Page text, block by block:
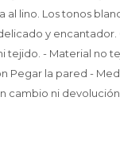
al lino. Los tonos
y encantador.
tejido. - Material no
Pegar la pared -
cambio ni devolución